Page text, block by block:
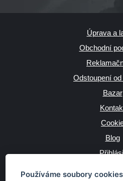
Používáme soubory cookies
Úprava a
Obchodní
Odstoupení
Bazar
Blog